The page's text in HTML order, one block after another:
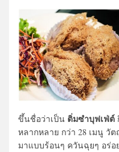
ขึ้นชื่อว่าเป็น ติ่มซำบุฟเฟ่ต์
หลากหลาย กว่า 28 เมนู วั
มาแบบร้อนๆ ควันฉุยๆ อร่อ